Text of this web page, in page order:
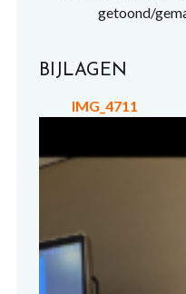
getoond/
BIJLAGEN
IMG_4711